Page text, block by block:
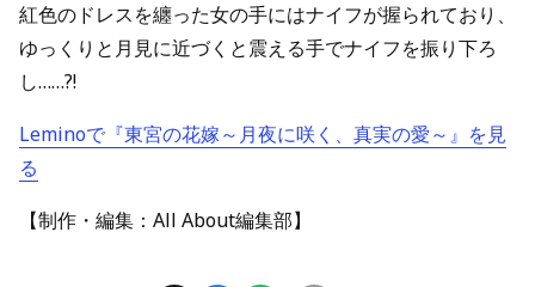
紅色のドレスを纏った女の手にはナイフが握られており、
ゆっくりと月見に近づくと震える手でナイフを振り下ろ
し……?!
Leminoで『東宮の花嫁～月夜に咲く、真実の愛～』を見
る
【制作・編集：All About編集部】